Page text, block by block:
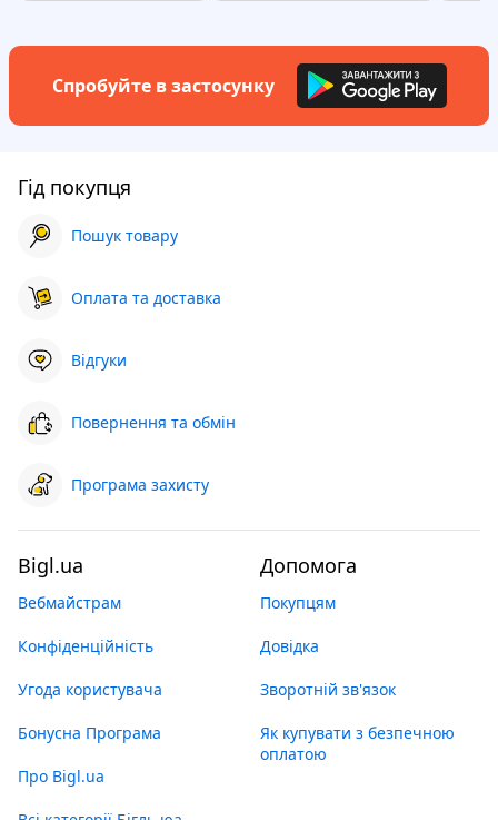
Спробуйте в застосунку
Гід покупця
Пошук товару
Оплата та доставка
Відгуки
Повернення та обмін
Програма захисту
Bigl.ua
Вебмайстрам
Конфіденційність
Угода користувача
Бонусна Програма
Про Bigl.ua
Допомога
Покупцям
Довідка
Зворотній зв'язок
Як купувати з безпечною
оплатою